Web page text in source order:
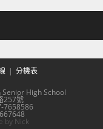
分機表
High School
257號
7658586
by Nick